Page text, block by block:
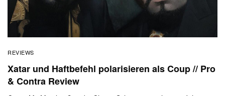
REVIEWS
Xatar und Haftbefehl polarisieren als Coup // Pro
& Contra Review